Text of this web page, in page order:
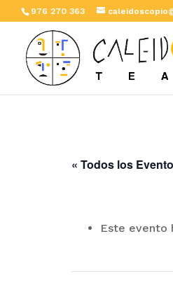
976 270 363
« Todos los
Este evento